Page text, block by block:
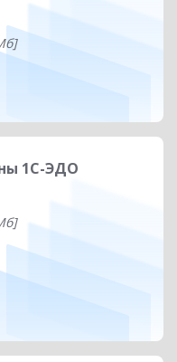
1С-ЭДО